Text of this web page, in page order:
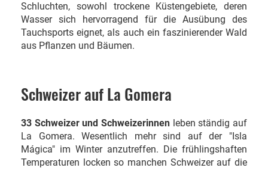
Schluchten, sowohl trockene Küstengebiete, deren
Wasser sich hervorragend für die Ausübung des
Tauchsports eignet, als auch ein faszinierender Wald
aus Pflanzen und Bäumen.
Schweizer auf La Gomera
33 Schweizer und Schweizerinnen leben ständig auf
La Gomera. Wesentlich mehr sind auf der "Isla
Mágica" im Winter anzutreffen. Die frühlingshaften
Temperaturen locken so manchen Schweizer auf die